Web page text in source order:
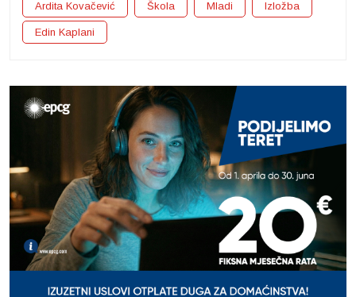
Ardita Kovačević Škola Mladi Izložba
Edin Kaplani